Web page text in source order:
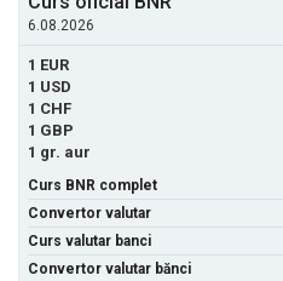
6.08.2026
1 EUR
1 USD
1 CHF
1 GBP
1 gr. aur
Curs BNR complet
Convertor valutar
Curs valutar banci
Convertor valutar bănci